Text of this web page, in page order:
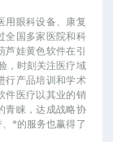
用眼科设备、康复
全国多家医院和科
娃黄色软件在引
，时刻关注医疗域
行产品培训和学术
件医疗以其业的销
青睐，达成战略协
*的服务也赢得了